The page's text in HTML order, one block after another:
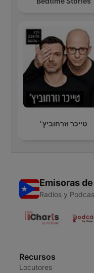
טייכר וזרחוביץ׳
Emisoras
Radios y
Recursos
Locutores